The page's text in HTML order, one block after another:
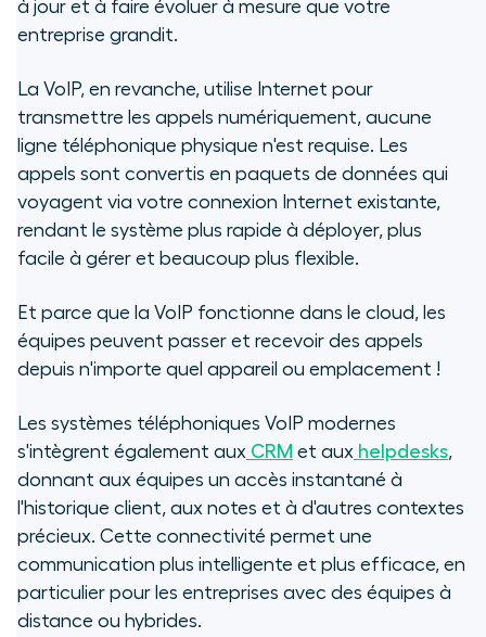
à jour et à faire évoluer à mesure que votre
entreprise grandit.
La VoIP, en revanche, utilise Internet pour
transmettre les appels numériquement, aucune
ligne téléphonique physique n'est requise. Les
appels sont convertis en paquets de données qui
voyagent via votre connexion Internet existante,
rendant le système plus rapide à déployer, plus
facile à gérer et beaucoup plus flexible.
Et parce que la VoIP fonctionne dans le cloud, les
équipes peuvent passer et recevoir des appels
depuis n'importe quel appareil ou emplacement !
Les systèmes téléphoniques VoIP modernes
s'intègrent également aux CRM et aux helpdesks,
donnant aux équipes un accès instantané à
l'historique client, aux notes et à d'autres contextes
précieux. Cette connectivité permet une
communication plus intelligente et plus efficace, en
particulier pour les entreprises avec des équipes à
distance ou hybrides.